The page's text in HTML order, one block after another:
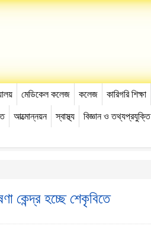
মেডিকেল কলেজ কলেজ কারিগরি শিক্ষা
আত্মোন্নয়ন স্বাস্থ্য বিজ্ঞান ও তথ্যপ্রযুক্তি
কেন্দ্র হচ্ছে শেকৃবিতে